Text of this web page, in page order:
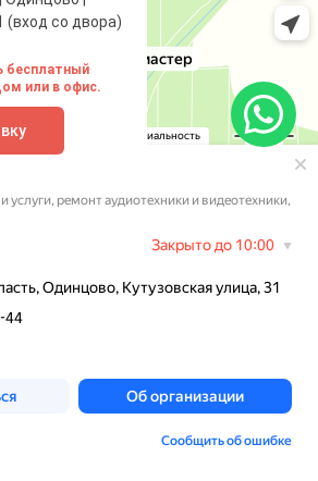
(вход со двора)
бесплатный
или в офис.